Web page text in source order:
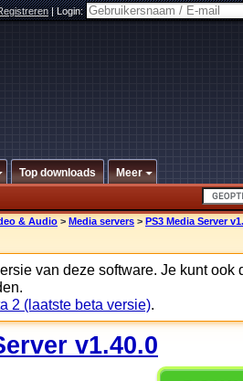
|Login:
Top downloads Meer
& Audio > Media servers > PS3 Media Server
van deze software. Je kunt ook
2 (laatste beta versie).
v1.40.0